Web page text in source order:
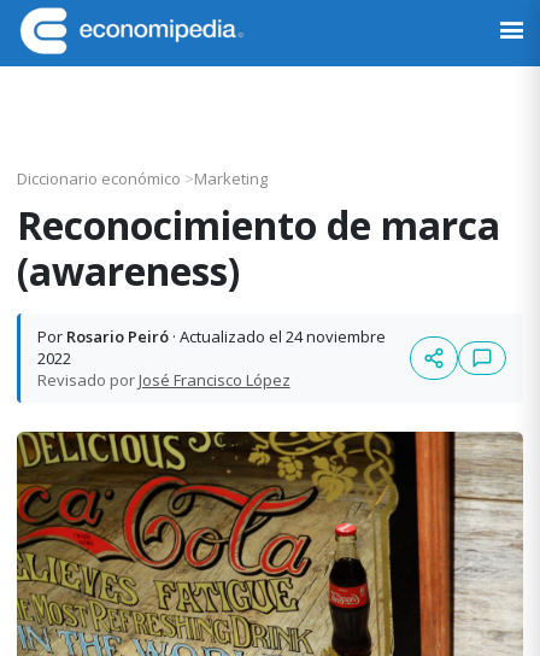
Saltar
a
la
Saltar
al
contenido
Saltar
a
la
Saltar
al
pie
Economipedia
Haciendo
Diccionario económico >Marketing
Reconocimiento de marca
(awareness)
Por Rosario Peiró· Actualizado el 24 noviembre
2022
Revisado porJosé Francisco López